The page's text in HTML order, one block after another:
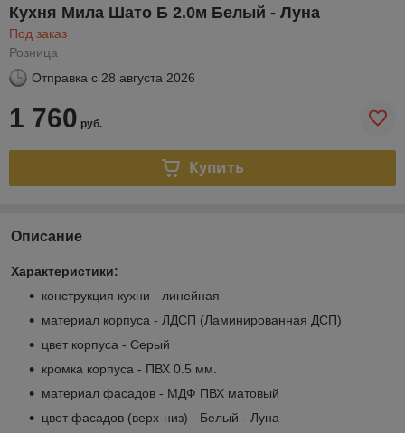
Кухня Мила Шато Б 2.0м Белый - Луна
Под заказ
Розница
Отправка с 28 августа 2026
1 760 руб.
Купить
Описание
Характеристики:
конструкция кухни - линейная
материал корпуса - ЛДСП (Ламинированная ДСП)
цвет корпуса - Серый
кромка корпуса - ПВХ 0.5 мм.
материал фасадов - МДФ ПВХ матовый
цвет фасадов (верх-низ) - Белый - Луна